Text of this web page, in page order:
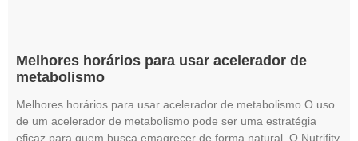
Melhores horários para usar acelerador de
metabolismo
Melhores horários para usar acelerador de metabolismo O uso
de um acelerador de metabolismo pode ser uma estratégia
eficaz para quem busca emagrecer de forma natural. O Nutrifity,